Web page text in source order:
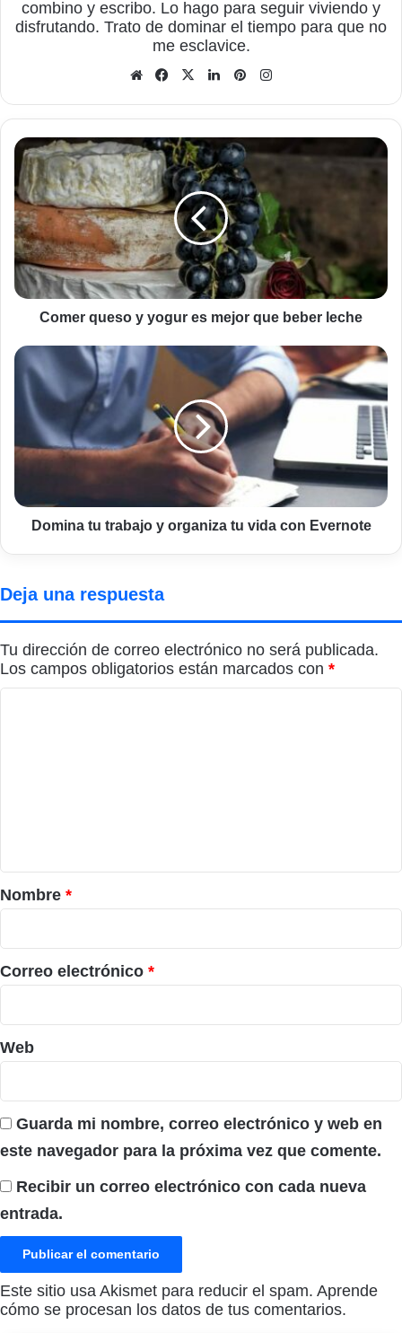
combino y escribo. Lo hago para seguir viviendo y
disfrutando. Trato de dominar el tiempo para que no
me esclavice.
Sitio
Facebook
X LinkedInPinterest
Comer
queso
y
yogur
es
mejor
que
beber
leche
Comer queso y yogur es mejor que beber leche
Domina
trabajo
organiza
tu
vida
Evernote
Domina tu trabajo y organiza tu vida con Evernote
Deja una respuesta
Tu dirección de correo electrónico no será publicada.
Los campos obligatorios están marcados con *
r
i
o
*
Nombre *
Correo electrónico *
Web
Guarda mi nombre, correo electrónico y web en
este navegador para la próxima vez que comente.
Recibir un correo electrónico con cada nueva
entrada.
Este sitio usa Akismet para reducir el spam. Aprende
cómo se procesan los datos de tus comentarios.